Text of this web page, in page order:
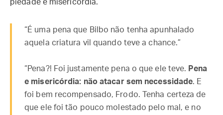
piedade e misericórdia.
“É uma pena que Bilbo não tenha apunhalado
aquela criatura vil quando teve a chance.”
“Pena?! Foi justamente pena o que ele teve. Pena
e misericórdia: não atacar sem necessidade. E
foi bem recompensado, Frodo. Tenha certeza de
que ele foi tão pouco molestado pelo mal, e no